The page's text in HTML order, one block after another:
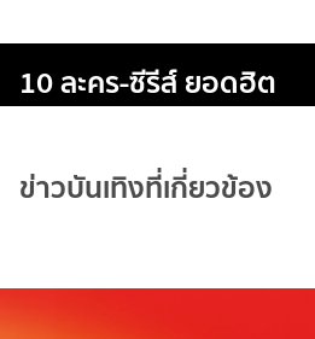
10 ละคร-ซีรีส์ ยอดฮิต
ข่าวบันเทิงที่เกี่ยวข้อง